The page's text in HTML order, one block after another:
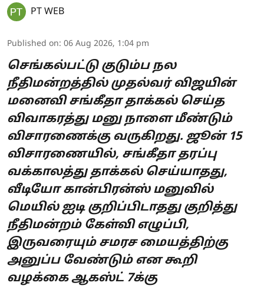
PT WEB
Published on: 06 Aug 2026, 1:04 pm
செங்கல்பட்டு குடும்ப நல
நீதிமன்றத்தில் முதல்வர் விஜயின்
மனைவி சங்கீதா தாக்கல் செய்த
விவாகரத்து மனு நாளை மீண்டும்
விசாரணைக்கு வருகிறது. ஜூன் 15
விசாரணையில், சங்கீதா தரப்பு
வக்காலத்து தாக்கல் செய்யாதது,
வீடியோ கான்பிரன்ஸ் மனுவில்
மெயில் ஐடி குறிப்பிடாதது குறித்து
நீதிமன்றம் கேள்வி எழுப்பி,
இருவரையும் சமரச மையத்திற்கு
அனுப்ப வேண்டும் என கூறி
வழக்கை ஆகஸ்ட் 7க்கு